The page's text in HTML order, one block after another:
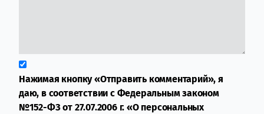
Нажимая кнопку «Отправить комментарий», я
даю, в соответствии с Федеральным законом
№152-ФЗ от 27.07.2006 г. «О персональных